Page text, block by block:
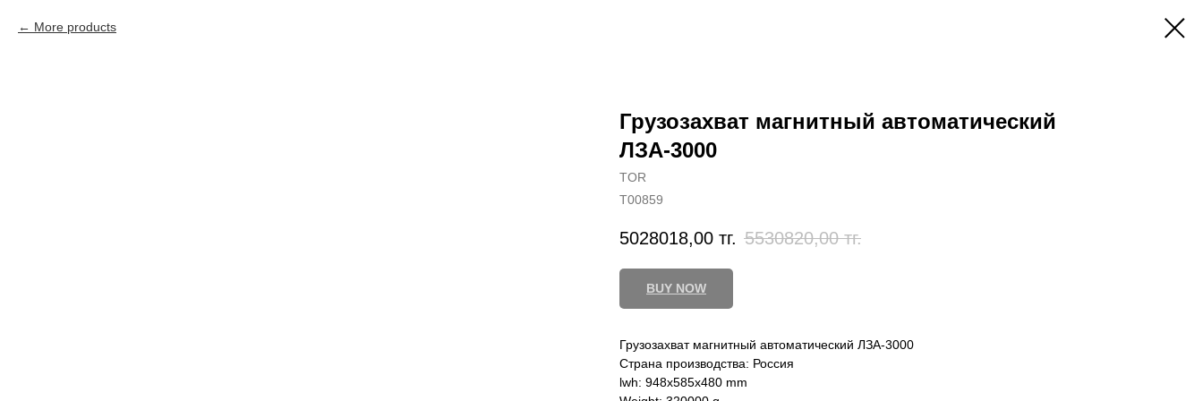
More products
Грузозахват магнитный автоматический
ЛЗА-3000
TOR
T00859
5028018,00 тг. 5530820,00 тг.
BUY NOW
Грузозахват магнитный автоматический ЛЗА-3000
Страна производства: Россия
lwh: 948x585x480 mm